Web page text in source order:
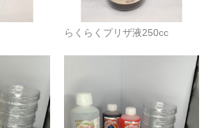
らくらくプリザ液250cc